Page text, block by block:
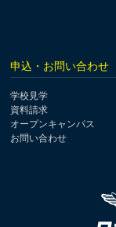
申込・お問い合わせ
学校見学
資料請求
オープンキャンパス
お問い合わせ